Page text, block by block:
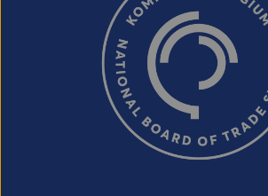
Ordverifiering Uppdatera